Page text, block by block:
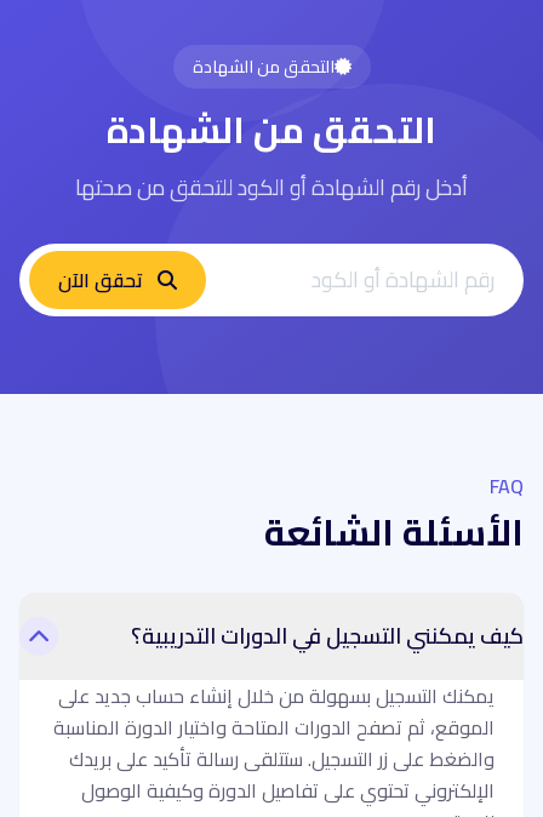
التحقق من الشهادة
التحقق من الشهادة
أدخل رقم الشهادة أو الكود للتحقق من صحتها
FAQ
الأسئلة الشائعة
كيف يمكنني التسجيل في الدورات التدريبية؟
يمكنك التسجيل بسهولة من خلال إنشاء حساب جديد على
الموقع، ثم تصفح الدورات المتاحة واختيار الدورة المناسبة
والضغط على زر التسجيل. ستتلقى رسالة تأكيد على بريدك
الإلكتروني تحتوي على تفاصيل الدورة وكيفية الوصول